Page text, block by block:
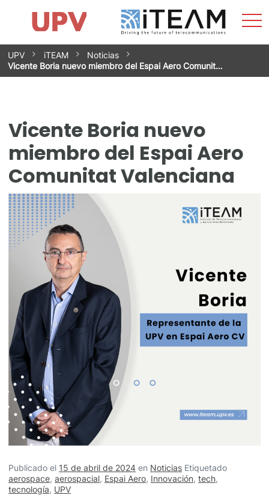
Saltar
contenido
Impacto
Grupos de investigación
Instalaciones
Spin-offs
Contacto
Prácticas
Noticias
Unidad de Igualdad
UPV iTEAM
Noticias
Vicente Boria nuevo miembro del Espai Aero Comunit…
Vicente Boria nuevo
miembro del Espai Aero
Comunitat Valenciana
Publicado el 15 de abril de 2024 en Noticias Etiquetado
aerospace, aerospacial, Espai Aero, Innovación, tech,
tecnología, UPV